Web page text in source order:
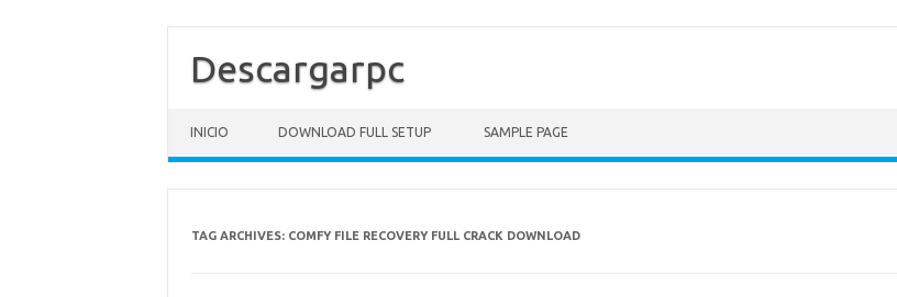
Descargarpc
INICIO DOWNLOAD FULL SETUP SAMPLE PAGE
TAG ARCHIVES: COMFY FILE RECOVERY FULL CRACK DOWNLOAD